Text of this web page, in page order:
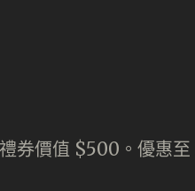
券價值 $500。優惠至